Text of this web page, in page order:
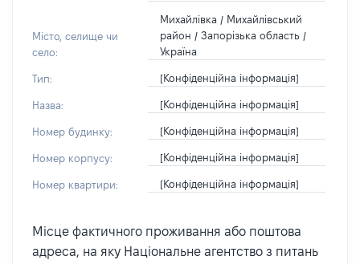
Місто, селище чи
село:
Михайлівка / Михайлівський
район / Запорізька область /
Україна
Тип: [Конфіденційна інформація]
Назва: [Конфіденційна інформація]
Номер будинку: [Конфіденційна інформація]
Номер корпусу: [Конфіденційна інформація]
Номер квартири: [Конфіденційна інформація]
Місце фактичного проживання або поштова
адреса, на яку Національне агентство з питань